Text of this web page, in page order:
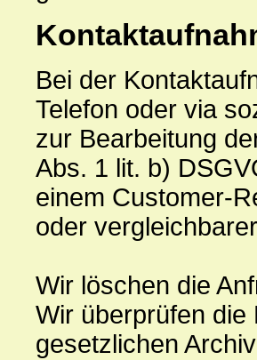
Bei der
Telefon oder via
zur Bearbeitung
Abs. 1 lit. b)
einem Customer-
oder
Wir löschen die
Wir überprüfen die
gesetzlichen